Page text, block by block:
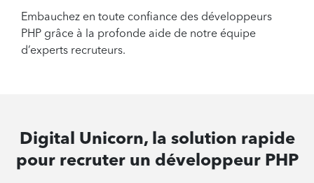
Embauchez en toute confiance des développeurs
PHP grâce à la profonde aide de notre équipe
d’experts recruteurs.
Digital Unicorn, la solution rapide
pour recruter un développeur PHP